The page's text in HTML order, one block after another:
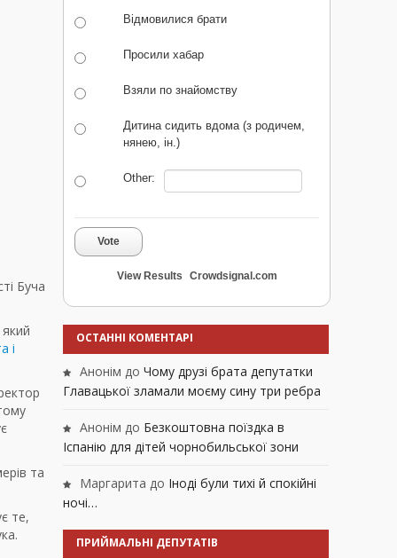
Буча
і
та
те,
Відмовилися брати
Просили хабар
Взяли по знайомству
Дитина сидить вдома (з родичем,
нянею, ін.)
Other:
Vote
View Results Crowdsignal.com
ОСТАННІ КОМЕНТАРІ
Анонім до Чому друзі брата депутатки
Главацької зламали моєму сину три ребра
Анонім до Безкоштовна поїздка в
Іспанію для дітей чорнобильської зони
Маргарита до Іноді були тихі й спокійні
ночі…
ПРИЙМАЛЬНІ ДЕПУТАТІВ